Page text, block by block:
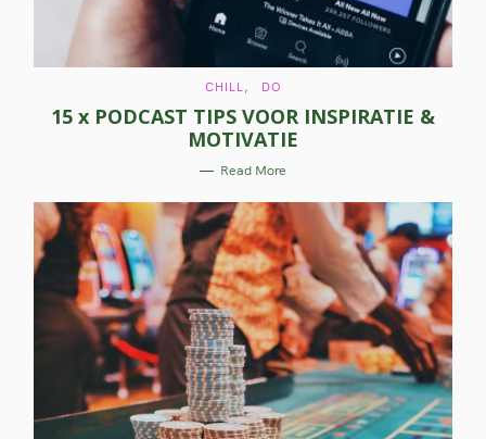
C
T
E
G
O
R
I
S
CHILL DO
15 x PODCAST TIPS VOOR INSPIRATIE &
MOTIVATIE
Read More